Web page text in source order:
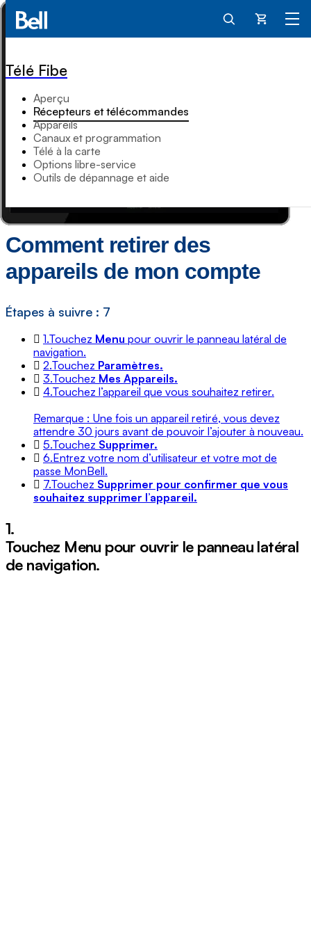
Panier
Télé Fibe
Aperçu
Récepteurs et télécommandes
Appareils
Canaux et programmation
Télé à la carte
Options libre-service
Outils de dépannage et aide
Comment retirer des
appareils de mon compte
Étapes à suivre : 7
1.Touchez Menu pour ouvrir le panneau latéral de
navigation.
2.Touchez Paramètres.
3.Touchez Mes Appareils.
4.Touchez l’appareil que vous souhaitez retirer.
Remarque : Une fois un appareil retiré, vous devez
attendre 30 jours avant de pouvoir l’ajouter à nouveau.
5.Touchez Supprimer.
6.Entrez votre nom d’utilisateur et votre mot de
passe MonBell.
7.Touchez Supprimer pour confirmer que vous
souhaitez supprimer l’appareil.
1.
Touchez Menu pour ouvrir le panneau latéral
de navigation.